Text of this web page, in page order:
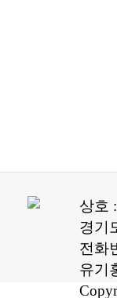
상호
경기
전화
유기